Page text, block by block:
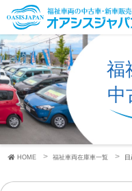
福
中
HOME 福祉車両在庫車一覧